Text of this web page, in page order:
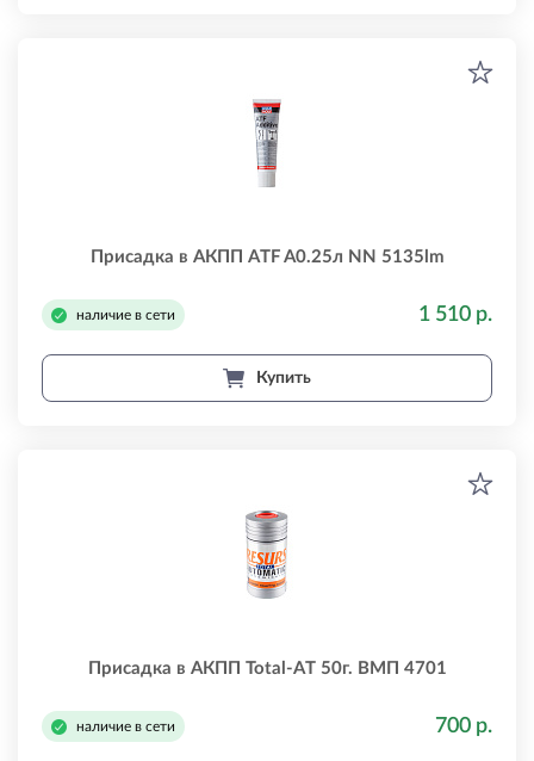
Присадка в АКПП ATF A0.25л NN 5135lm
наличие в сети 1 510 р.
Купить
Присадка в АКПП Total-AT 50г. ВМП 4701
наличие в сети 700 р.